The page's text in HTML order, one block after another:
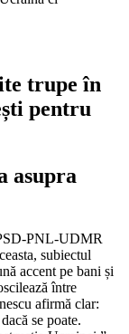
trupe în
pentru
asupra
PNL-UDMR
subiectul
accent pe bani și
între
afirmă clar:
se poate.